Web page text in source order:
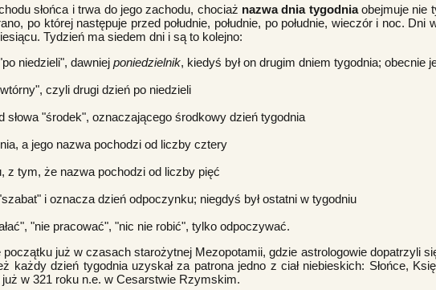
słońca i trwa do jego zachodu, chociaż nazwa dnia tygodniaobejmuje nie
po której następuje przed południe, południe, po południe, wieczór i noc.
Tydzień ma siedem dni i są to kolejno:
niedzieli", dawniej poniedzielnik, kiedyś był on drugim dniem tygodnia;
czyli drugi dzień po niedzieli
słowa "środek", oznaczającego środkowy dzień tygodnia
a jego nazwa pochodzi od liczby cztery
z tym, że nazwa pochodzi od liczby pięć
i oznacza dzień odpoczynku; niegdyś był ostatni w tygodniu
"nie pracować", "nic nie robić", tylko odpoczywać.
już w czasach starożytnej Mezopotamii, gdzie astrologowie dopatrzyli
każdy dzień tygodnia uzyskał za patrona jedno z ciał niebieskich: Słońce,
w 321 roku n.e. w Cesarstwie Rzymskim.